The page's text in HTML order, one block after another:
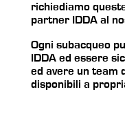
richiediamo
partner IDDA al
Ogni subacqueo
IDDA ed essere
ed avere un team
disponibili a